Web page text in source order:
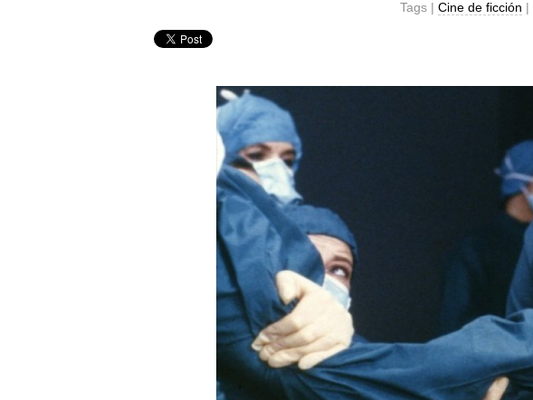
Tags | Cine de ficción |